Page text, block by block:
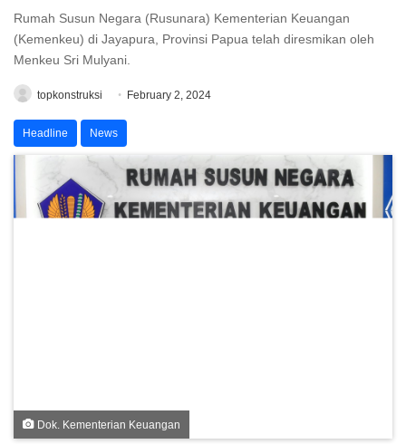
Rumah Susun Negara (Rusunara) Kementerian Keuangan
(Kemenkeu) di Jayapura, Provinsi Papua telah diresmikan oleh
Menkeu Sri Mulyani.
topkonstruksi February 2, 2024
Headline News
Dok. Kementerian Keuangan